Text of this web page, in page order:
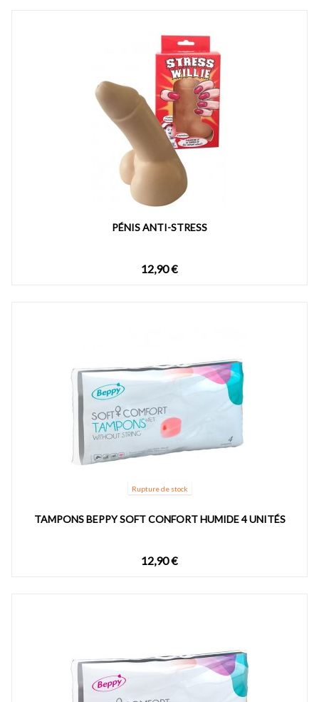
PÉNIS ANTI-STRESS
12,90 €
Rupture de stock
TAMPONS BEPPY SOFT CONFORT HUMIDE 4 UNITÉS
12,90 €